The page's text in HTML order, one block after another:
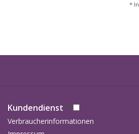
*
Kundendienst
Verbraucherinformationen